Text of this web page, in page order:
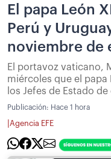
El papa León
Perú y
noviembre de
El portavoz vaticano,
miércoles que el
los Jefes de Estado
Publicación: Hace 1 hora
Agencia EFE